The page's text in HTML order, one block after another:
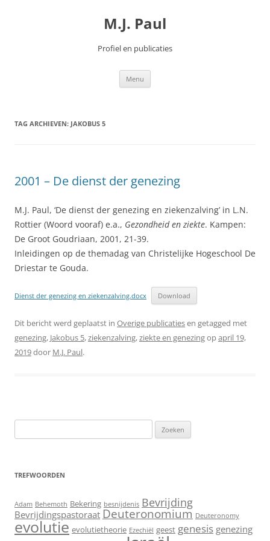
M.J. Paul
Profiel en publicaties
Menu
TAG ARCHIEVEN: JAKOBUS 5
2001 – De dienst der genezing
M.J. Paul, ‘De dienst der genezing en ziekenzalving’ in L.N.
Rottier (Woord vooraf) e.a., Gezondheid en ziekte. Kampen:
De Groot Goudriaan, 2001, 21-39.
Inleidingen op de themadag van Christelijke Hogeschool De
Driestar te Gouda.
Dienst der genezing en ziekenzalving.docx Download
Dit bericht werd geplaatst in Overige publicatiesen getagged met
genezing, Jakobus 5,ziekenzalving,ziekte en genezingopapril 19,
2019door M.J. Paul.
naar:
TREFWOORDEN
Adam Behemoth Bekering besnijdenis Bevrijding
Bevrijdingspastoraat Deuteronomium Deuteronomy
evolutie evolutietheorie Ezechiël geest genesis genezing